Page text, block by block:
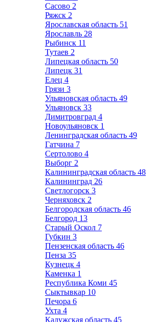
Сасово 2
Ряжск 2
Ярославская область 51
Ярославль 28
Рыбинск 11
Тутаев 2
Липецкая область 50
Липецк 31
Елец 4
Грязи 3
Ульяновская область 49
Ульяновск 33
Димитровград 4
Новоульяновск 1
Ленинградская область 49
Гатчина 7
Сертолово 4
Выборг 2
Калининградская область 48
Калининград 26
Светлогорск 3
Черняховск 2
Белгородская область 46
Белгород 13
Старый Оскол 7
Губкин 3
Пензенская область 46
Пенза 35
Кузнецк 4
Каменка 1
Республика Коми 45
Сыктывкар 10
Печора 6
Ухта 4
Калужская область 45